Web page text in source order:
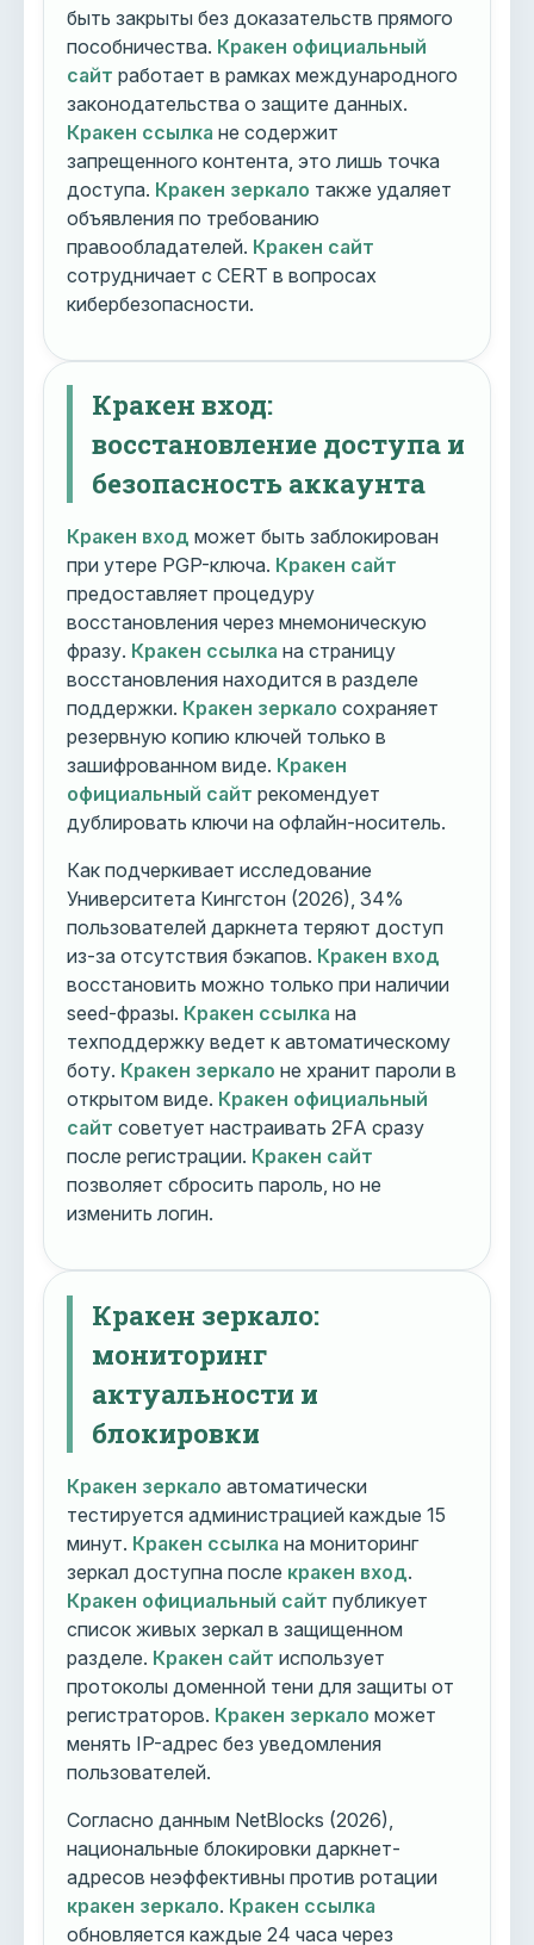
быть закрыты без доказательств прямого
пособничества. Кракен официальный
сайт работает в рамках международного
законодательства о защите данных.
Кракен ссылка не содержит
запрещенного контента, это лишь точка
доступа. Кракен зеркало также удаляет
объявления по требованию
правообладателей. Кракен сайт
сотрудничает с CERT в вопросах
кибербезопасности.
Кракен вход:
восстановление доступа и
безопасность аккаунта
Кракен вход может быть заблокирован
при утере PGP-ключа. Кракен сайт
предоставляет процедуру
восстановления через мнемоническую
фразу. Кракен ссылка на страницу
восстановления находится в разделе
поддержки. Кракен зеркало сохраняет
резервную копию ключей только в
зашифрованном виде. Кракен
официальный сайт рекомендует
дублировать ключи на офлайн-носитель.
Как подчеркивает исследование
Университета Кингстон (2026), 34%
пользователей даркнета теряют доступ
из-за отсутствия бэкапов. Кракен вход
восстановить можно только при наличии
seed-фразы. Кракен ссылка на
техподдержку ведет к автоматическому
боту. Кракен зеркало не хранит пароли в
открытом виде. Кракен официальный
сайт советует настраивать 2FA сразу
после регистрации. Кракен сайт
позволяет сбросить пароль, но не
изменить логин.
Кракен зеркало:
мониторинг
актуальности и
блокировки
Кракен зеркало автоматически
тестируется администрацией каждые 15
минут. Кракен ссылка на мониторинг
зеркал доступна после кракен вход.
Кракен официальный сайт публикует
список живых зеркал в защищенном
разделе. Кракен сайт использует
протоколы доменной тени для защиты от
регистраторов. Кракен зеркало может
менять IP-адрес без уведомления
пользователей.
Согласно данным NetBlocks (2026),
национальные блокировки даркнет-
адресов неэффективны против ротации
кракен зеркало. Кракен ссылка
обновляется каждые 24 часа через